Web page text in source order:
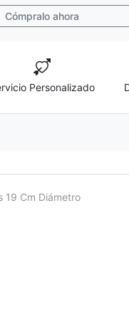
Cómpralo ahora
Personalizado
19 Cm Diámetro